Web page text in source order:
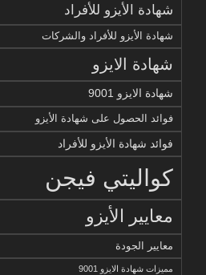
شهادة الأيزو للأفراد
شهادة الأيزو للأفراد والشركات
شهادة الايزو
شهادة الايزو 9001
فوائد الحصول على شهادة الأيزو
فوائد شهادة الأيزو للأفراد
كواليتي فيجن
معايير الأيزو
معايير الجودة
مميزات شهادة الايزو 9001